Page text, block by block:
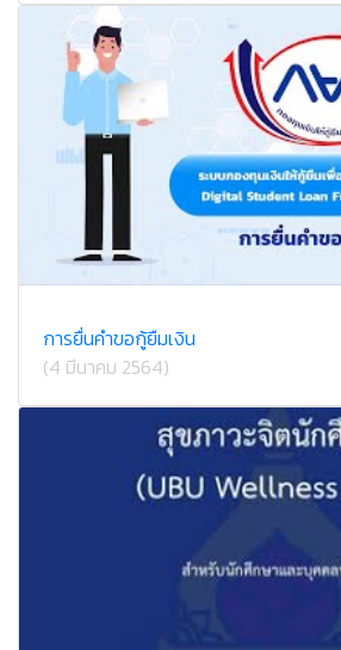
การยื่นคำขอกู้ยืมเงิน
(4 มีนาคม 2564)